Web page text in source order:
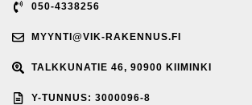
050-4338256
MYYNTI@VIK-RAKENNUS.FI
TALKKUNATIE 46, 90900 KIIMINKI
Y-TUNNUS: 3000096-8